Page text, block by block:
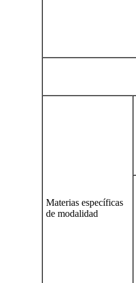
Materias específicas
de modalidad